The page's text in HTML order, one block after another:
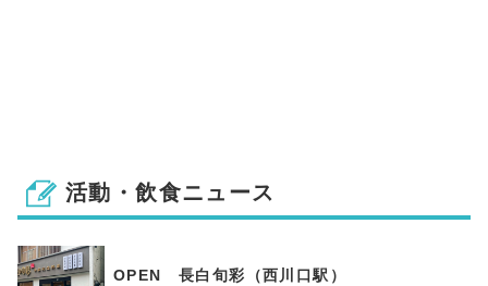
活動・飲食ニュース
OPEN 長白旬彩（西川口駅）